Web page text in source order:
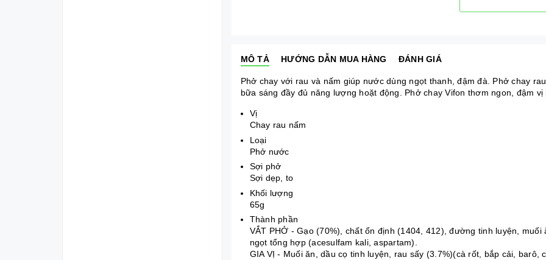
MÔ TẢ HƯỚNG DẪN MUA HÀNG ĐÁNH GIÁ
Phở chay với rau và nấm giúp nước dùng ngọt thanh, đậm đà. Phở chay
bữa sáng đầy đủ năng lượng hoặt động. Phở chay Vifon thơm ngon, đậm vị
Vị
Chay rau nấm
Loại
Phở nước
Sợi phở
Sợi dẹp, to
Khối lượng
65g
Thành phần
VẮT PHỞ - Gạo (70%), chất ổn định (1404, 412), đường tinh luyện,
ngọt tổng hợp (acesulfam kali, aspartam).
GIA VỊ - Muối ăn, dầu cọ tinh luyện, rau sấy (3.7%)(cà rốt, bắp cải,